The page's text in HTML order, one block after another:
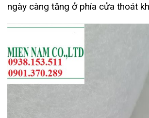
ngày càng tăng ở phía cửa thoát